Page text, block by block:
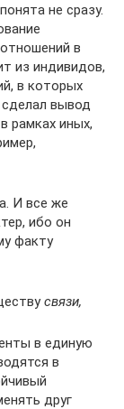
не сразу.
в
из индивидов,
в которых
вывод
рамках иных,
И все же
ибо он
факту
связи,
в единую
в
друг